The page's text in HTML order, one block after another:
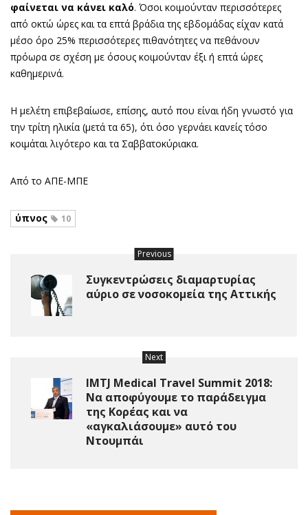
φαίνεται να κάνει καλό. Όσοι κοιμούνταν περισσότερες
από οκτώ ώρες και τα επτά βράδια της εβδομάδας είχαν κατά
μέσο όρο 25% περισσότερες πιθανότητες να πεθάνουν
πρόωρα σε σχέση με όσους κοιμούνταν έξι ή επτά ώρες
καθημερινά.
Η μελέτη επιβεβαίωσε, επίσης, αυτό που είναι ήδη γνωστό για
την τρίτη ηλικία (μετά τα 65), ότι όσο γερνάει κανείς τόσο
κοιμάται λιγότερο και τα Σαββατοκύριακα.
Από το ΑΠΕ-ΜΠΕ
ύπνος 10
Previous
Συγκεντρώσεις διαμαρτυρίας
αύριο σε νοσοκομεία της Αττικής
Next
IMTJ Medical Travel Summit 2018:
Να αποφύγουμε το παράδειγμα
της Κορέας και να
«αγκαλιάσουμε» αυτό του
Ντουμπάι